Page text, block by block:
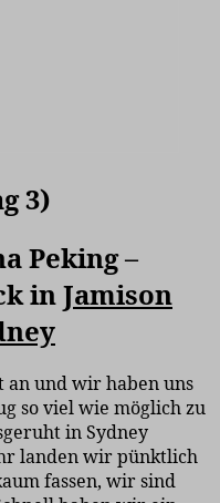
3)
Peking –
inJamison
an und wir haben uns
so viel wie möglich zu
in Sydney
landen wir pünktlich
fassen, wir sind